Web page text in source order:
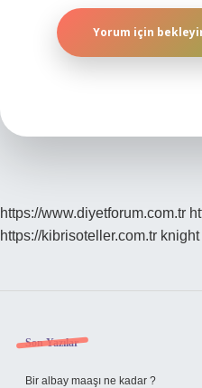
https://www.diyetforum.com.tr
https://kibrisoteller.com.tr
Sidebar
Son Yazılar
Bir albay maaşı ne kadar ?